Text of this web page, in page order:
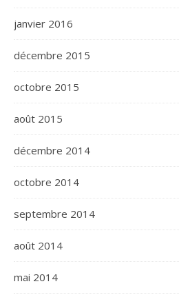
janvier 2016
décembre 2015
octobre 2015
août 2015
décembre 2014
octobre 2014
septembre 2014
août 2014
mai 2014